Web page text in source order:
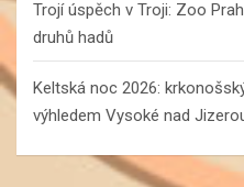
Trojí úspěch v Troji: Zoo
druhů hadů
Keltská noc 2026:
výhledem Vysoké nad